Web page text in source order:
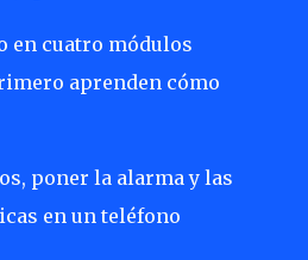
en cuatro módulos
aprenden cómo
poner la alarma y las
en un teléfono